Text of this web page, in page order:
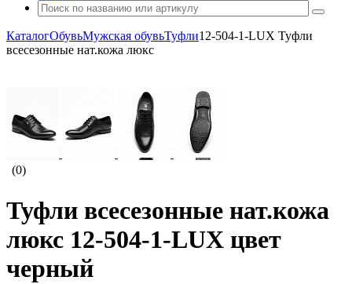
КаталогОбувьМужская обувьТуфли12-504-1-LUX Туфли
всесезонные нат.кожа люкс
(0)
Туфли всесезонные нат.кожа
люкс 12-504-1-LUX цвет
черный